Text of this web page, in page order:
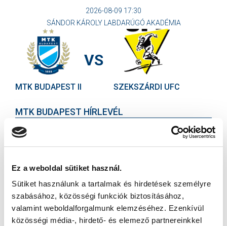
Ez a weboldal sütiket használ.
Sütiket használunk a tartalmak és hirdetések személyre
szabásához, közösségi funkciók biztosításához,
valamint weboldalforgalmunk elemzéséhez. Ezenkívül
közösségi média-, hirdető- és elemező partnereinkkel
2026-08-09 17:30
SÁNDOR KÁROLY LABDARÚGÓ AKADÉMIA
MTK BUDAPEST II
VS
SZEKSZÁRDI UFC
MTK BUDAPEST HÍRLEVÉL
Ne maradjon le egy eseményről sem! Iratkozzon fel ingyenes
Elfogadom az